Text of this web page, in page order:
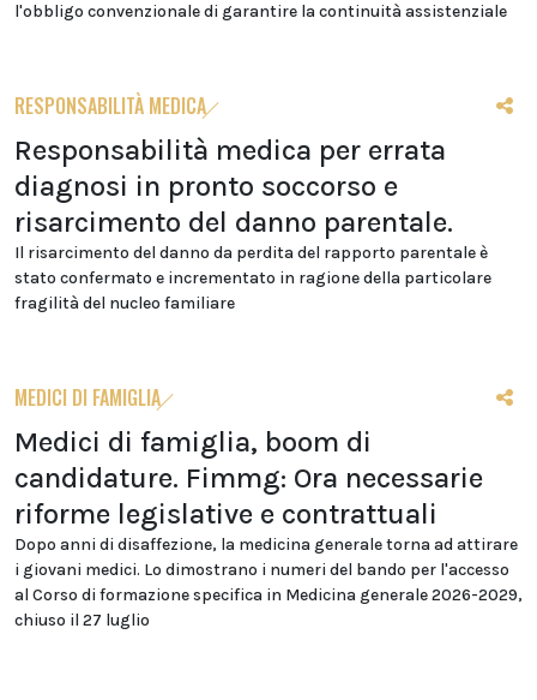
l'obbligo convenzionale di garantire la continuità assistenziale
RESPONSABILITÀ MEDICA
Responsabilità medica per errata
diagnosi in pronto soccorso e
risarcimento del danno parentale.
Il risarcimento del danno da perdita del rapporto parentale è
stato confermato e incrementato in ragione della particolare
fragilità del nucleo familiare
MEDICI DI FAMIGLIA
Medici di famiglia, boom di
candidature. Fimmg: Ora necessarie
riforme legislative e contrattuali
Dopo anni di disaffezione, la medicina generale torna ad attirare
i giovani medici. Lo dimostrano i numeri del bando per l'accesso
al Corso di formazione specifica in Medicina generale 2026-2029,
chiuso il 27 luglio